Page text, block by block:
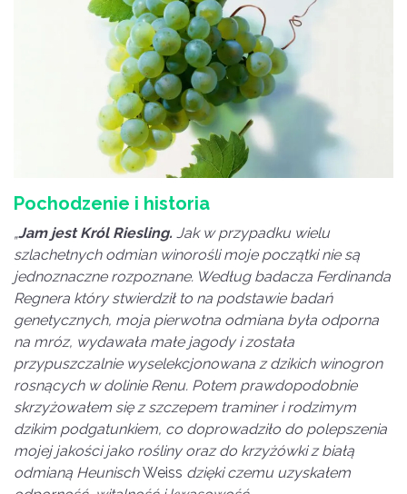
Pochodzenie i historia
„Jam jest Król Riesling. Jak w przypadku wielu
szlachetnych odmian winorośli moje początki nie są
jednoznaczne rozpoznane. Według badacza Ferdinanda
Regnera który stwierdził to na podstawie badań
genetycznych, moja pierwotna odmiana była odporna
na mróz, wydawała małe jagody i została
przypuszczalnie wyselekcjonowana z dzikich winogron
rosnących w dolinie Renu. Potem prawdopodobnie
skrzyżowałem się z szczepem traminer i rodzimym
dzikim podgatunkiem, co doprowadziło do polepszenia
mojej jakości jako rośliny oraz do krzyżówki z białą
odmianą HeunischWeiss dzięki czemu uzyskałem